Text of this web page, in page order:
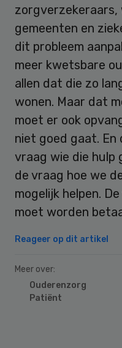
zorgverzekeraars,
gemeenten en
dit probleem
meer kwetsbare
allen dat die zo
wonen. Maar dat
moet er ook
niet goed gaat.
vraag wie die hulp
de vraag hoe we
mogelijk helpen.
moet worden
Reageer op dit artikel
Meer over:
Ouderenzorg
Patiënt